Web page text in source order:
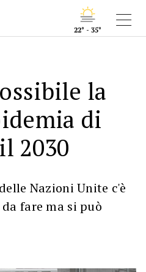
22° - 35°
la
di
2030
Nazioni Unite c'è
fare ma si può